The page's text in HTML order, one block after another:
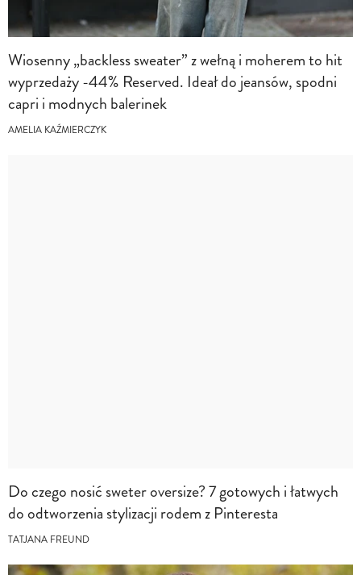
Wiosenny „backless sweater” z wełną i moherem to hit
wyprzedaży -44% Reserved. Ideał do jeansów, spodni
capri i modnych balerinek
AMELIA KAŹMIERCZYK
Do czego nosić sweter oversize? 7 gotowych i łatwych
do odtworzenia stylizacji rodem z Pinteresta
TATJANA FREUND